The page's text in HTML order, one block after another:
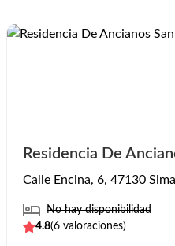
Residencia De
Calle Encina, 6, 47130
No hay disponibilidad
4.8(6 valoraciones)